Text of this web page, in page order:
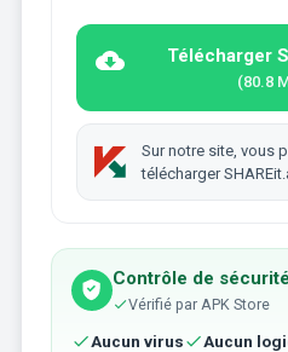
Télécharger
(80.8
Sur notre site, vous
télécharger
Contrôle de
Vérifié par APK Store
Aucun virus
Aucun